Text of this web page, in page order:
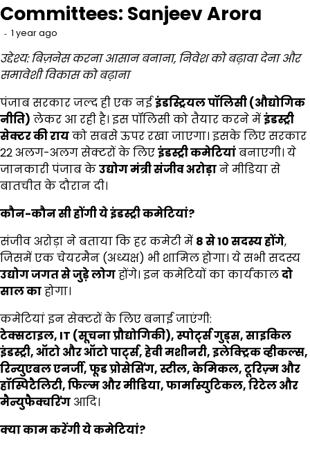
Committees: Sanjeev Arora
1 year ago
उद्देश्य: बिज़नेस करना आसान बनाना, निवेश को बढ़ावा देना और
समावेशी विकास को बढ़ाना
पंजाब सरकार जल्द ही एक नईइंडस्ट्रियल पॉलिसी (औद्योगिक
नीति) लेकर आ रही है। इस पॉलिसी को तैयार करने मेंइंडस्ट्री
सेक्टर की रायको सबसे ऊपर रखा जाएगा। इसके लिए सरकार
22 अलग-अलग सेक्टरों के लिएइंडस्ट्री कमेटियांबनाएगी। ये
जानकारी पंजाब केउद्योग मंत्री संजीव अरोड़ाने मीडिया से
बातचीत के दौरान दी।
कौन-कौन सी होंगी ये इंडस्ट्री कमेटियां?
संजीव अरोड़ा ने बताया कि हर कमेटी में 8से 10सदस्य होंगे,
जिसमें एक चेयरमैन (अध्यक्ष) भी शामिल होगा। ये सभी सदस्य
उद्योग जगत से जुड़े लोगहोंगे। इन कमेटियों का कार्यकालदो
साल काहोगा।
कमेटियां इन सेक्टरों के लिए बनाई जाएंगी:
टेक्सटाइल, IT (सूचना प्रौद्योगिकी),स्पोर्ट्स गुड्स,साइकिल
इंडस्ट्री,ऑटो और ऑटो पार्ट्स,हेवी मशीनरी,इलेक्ट्रिक व्हीकल्स,
रिन्युएबल एनर्जी,फूड प्रोसेसिंग,स्टील,केमिकल,टूरिज़्म और
हॉस्पिटैलिटी,फिल्म और मीडिया,फार्मास्युटिकल,रिटेल और
मैन्युफैक्चरिंग आदि।
क्या काम करेंगी ये कमेटियां?